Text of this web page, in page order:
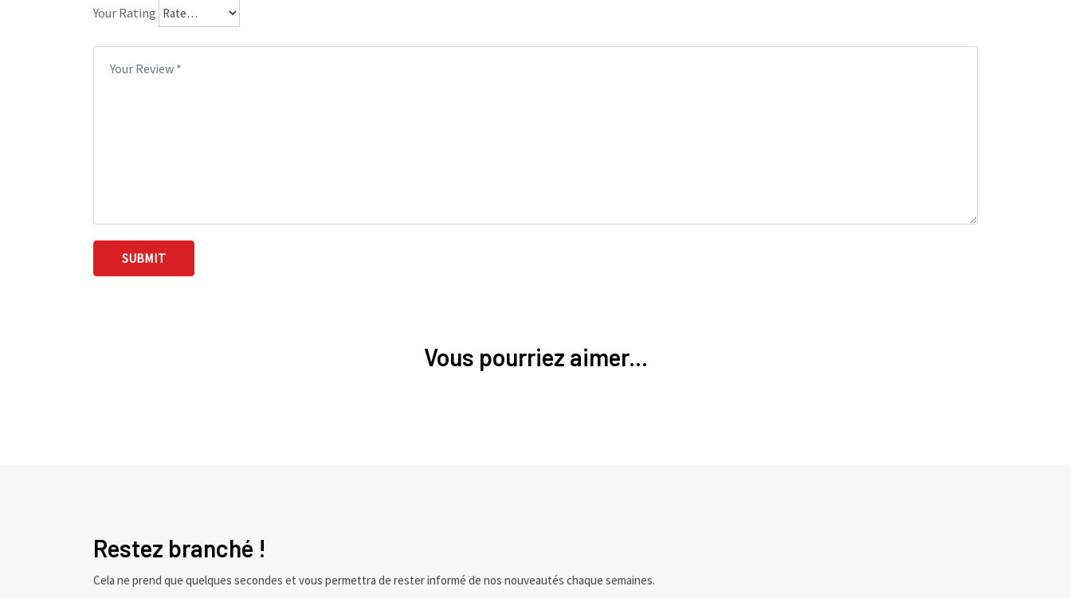
Your Rating
Vous pourriez aimer...
Restez branché !
Cela ne prend que quelques secondes et vous permettra de rester informé de nos nouveautés chaque semaines.